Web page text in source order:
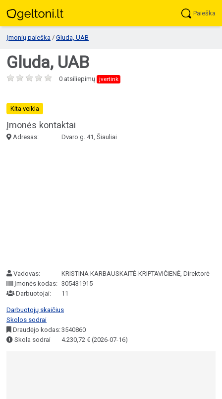
Paieška
Įmonių paieška / Gluda, UAB
Gluda, UAB
0 atsiliepimų įvertink
Kita veikla
Įmonės kontaktai
Adresas: Dvaro g. 41, Šiauliai
Vadovas:
KRISTINA KARBAUSKAITĖ-KRIPTAVIČIENĖ, Direktorė
Įmonės kodas: 305431915
Darbuotojai:
11
Darbuotojų skaičius
Skolos sodrai
Draudėjo kodas:3540860
Skola sodrai
4.230,72 € (2026-07-16)